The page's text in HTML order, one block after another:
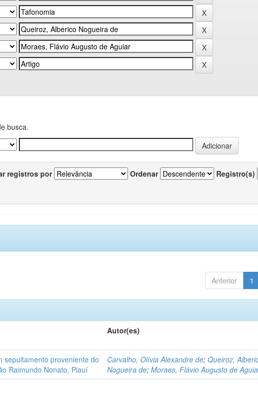
busca.
registros por Ordenar Registro(s)
Anterior 1
Autor(es)
sepultamento proveniente do
Raimundo Nonato, Piauí
Carvalho, Olívia Alexandre de;Queiroz,
Nogueira de;Moraes, Flávio Augusto de